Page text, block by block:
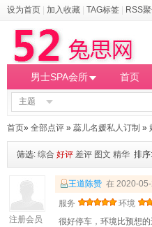
设为首页 加入收藏 TAG标签 RSS
男士SPA会所 首页
主题
首页» 全部点评 » 蕊儿名媛私人订制 »
筛选: 综合 好评 差评 图文 精华 排序:
注册会员
王道陈赞 在 2020-
服务
环境
很好停车，环境比预想